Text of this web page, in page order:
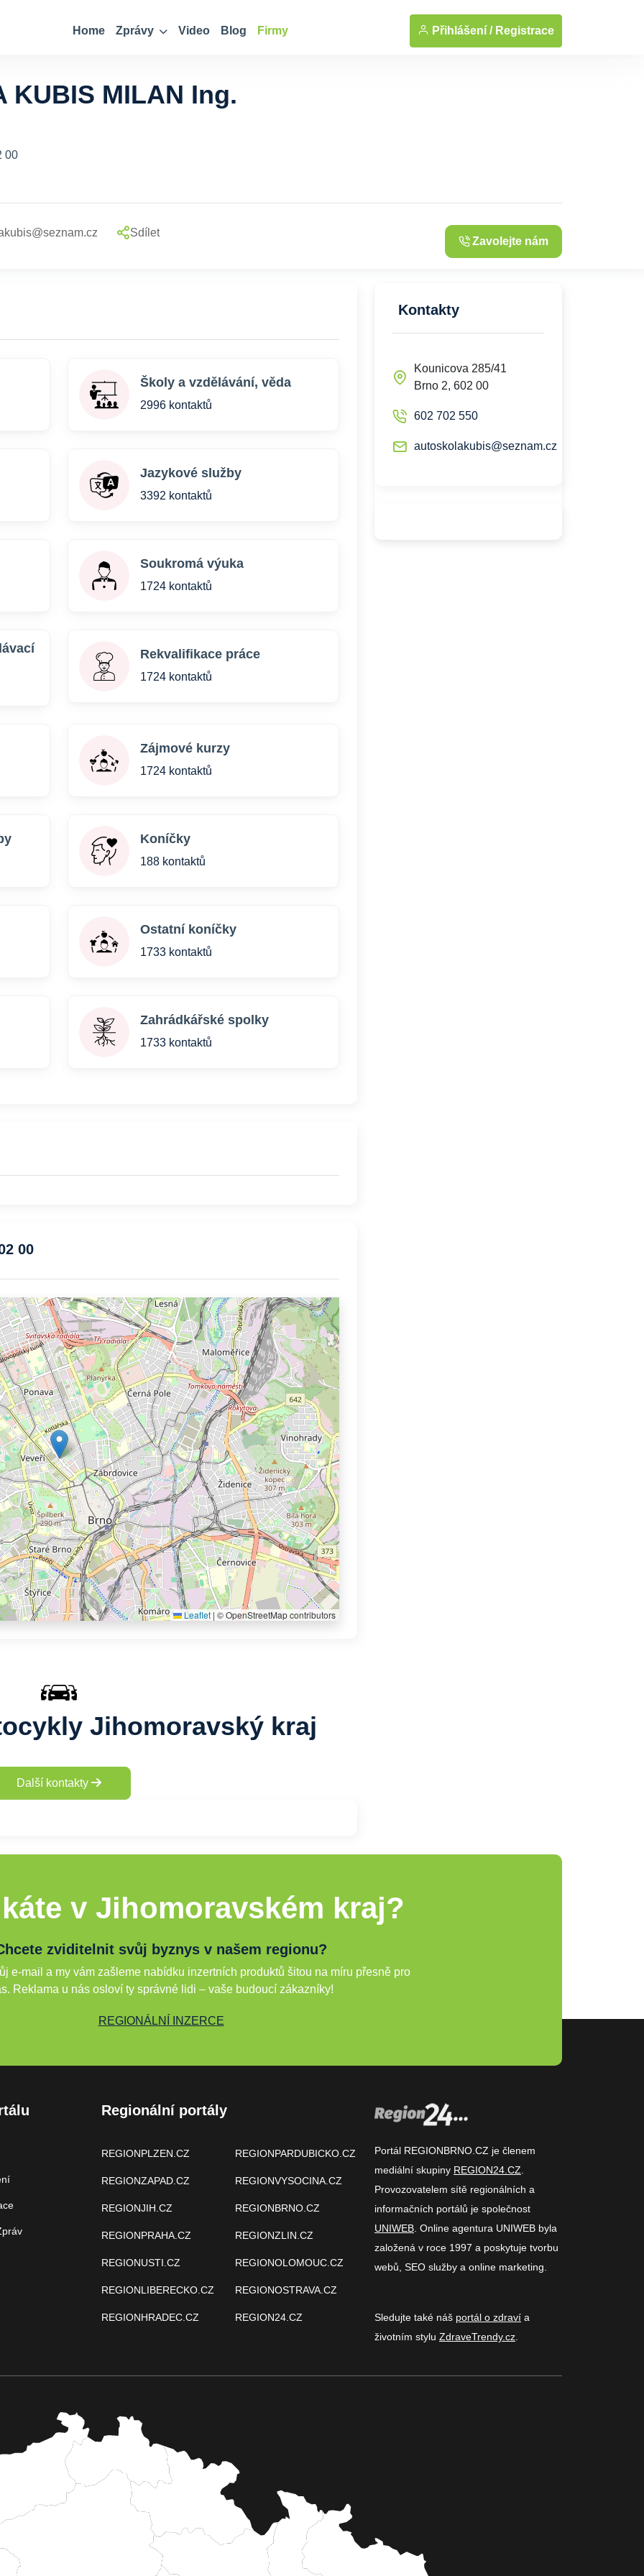
Home Zprávy Video Blog Firmy Přihlášení / Registrace
... Zobrazit fotografie
KUBIS MILAN Ing.
00
Sdílet
Zavolejte nám
Školy a vzdělávání, věda
2996 kontaktů
Jazykové služby
3392 kontaktů
Soukromá výuka
1724 kontaktů
Rekvalifikace práce
1724 kontaktů
Zájmové kurzy
1724 kontaktů
Koníčky
188 kontaktů
Ostatní koníčky
1733 kontaktů
Zahrádkářské spolky
1733 kontaktů
00
Leaflet | © OpenStreetMap contributors
Jihomoravský kraj
Další kontakty
Kontakty
Kounicova 285/41
Brno 2, 602 00
602 702 550
autoskolakubis@seznam.cz
v Jihomoravském kraj?
zviditelnit svůj byznys v našem regionu?
e-mail a my vám zašleme nabídku inzertních produktů šitou na míru přesně pro
Reklama u nás osloví ty správné lidi – vaše budoucí zákazníky!
REGIONÁLNÍ INZERCE
Regionální portály
REGIONPLZEN.CZ
REGIONZAPAD.CZ
REGIONJIH.CZ
REGIONPRAHA.CZ
REGIONUSTI.CZ
REGIONLIBERECKO.CZ
REGIONHRADEC.CZ
REGIONPARDUBICKO.CZ
REGIONVYSOCINA.CZ
REGIONBRNO.CZ
REGIONZLIN.CZ
REGIONOLOMOUC.CZ
REGIONOSTRAVA.CZ
REGION24.CZ
Portál REGIONBRNO.CZ je členem
mediální skupiny REGION24.CZ
Provozovatelem sítě regionálních a
informačních portálů je společnost
UNIWEB . Online agentura UNIWEB byla
založená v roce 1997 a poskytuje tvorbu
webů, SEO služby a online marketing.
Sledujte také náš portál o zdraví a
životním stylu ZdraveTrendy.cz